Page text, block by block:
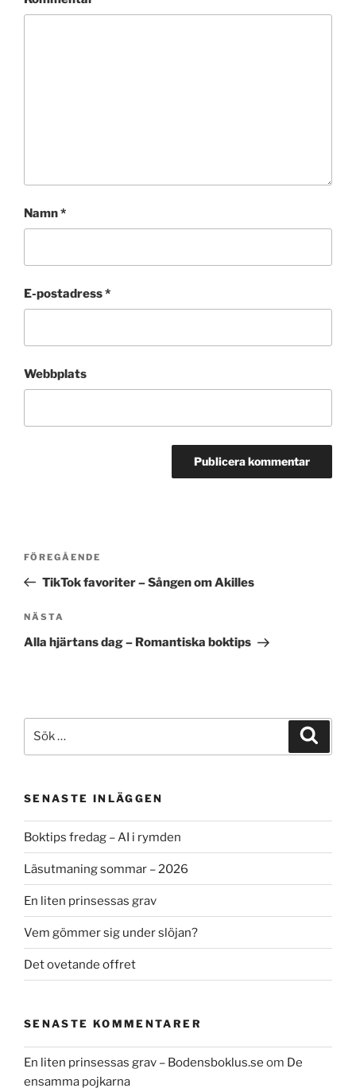
Namn*
E-postadress*
Webbplats
Inläggsnavigering
Föregående
inlägg
FÖREGÅENDE
TikTok favoriter – Sången om Akilles
Nästa
inlägg
NÄSTA
Alla hjärtans dag – Romantiska boktips
efter:
SENASTE INLÄGGEN
Boktips fredag – AI i rymden
Läsutmaning sommar – 2026
En liten prinsessas grav
Vem gömmer sig under slöjan?
Det ovetande offret
SENASTE KOMMENTARER
En liten prinsessas grav – Bodensboklus.se om De
ensamma pojkarna